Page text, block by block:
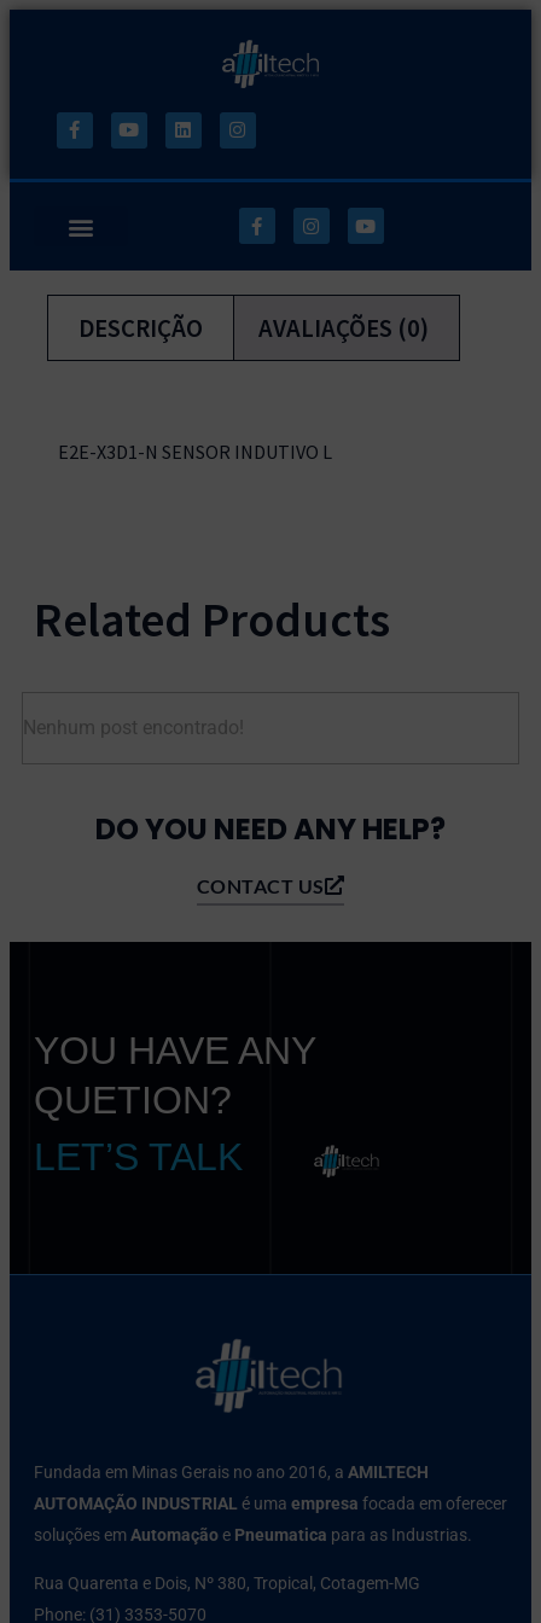
DESCRIÇÃO AVALIAÇÕES (0)
E2E-X3D1-N SENSOR INDUTIVO L
Related Products
Nenhum post encontrado!
DO YOU NEED ANY HELP?
CONTACT US
YOU HAVE ANY
QUETION?
LET’S TALK
Fundada em Minas Gerais no ano 2016, a AMILTECH
AUTOMAÇÃO INDUSTRIAL é uma empresa focada em oferecer
soluções em Automação e Pneumatica para as Industrias.
Rua Quarenta e Dois, Nº 380, Tropical, Cotagem-MG
Phone: (31) 3353-5070